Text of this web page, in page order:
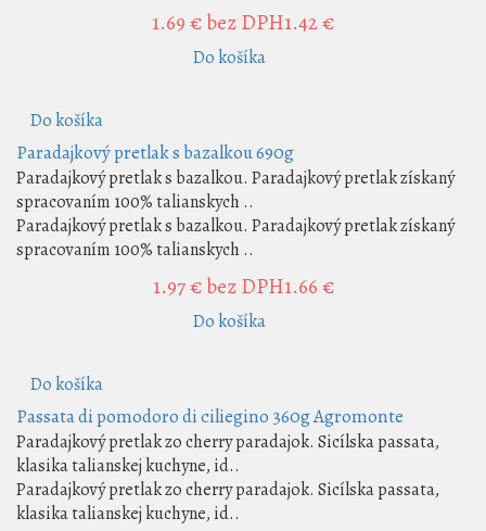
1.69 €bez DPH1.42 €
Do košíka
Do košíka
Paradajkový pretlak s bazalkou 690g
Paradajkový pretlak s bazalkou. Paradajkový pretlak získaný
spracovaním 100% talianskych ..
Paradajkový pretlak s bazalkou. Paradajkový pretlak získaný
spracovaním 100% talianskych ..
1.97 € bez DPH1.66 €
Do košíka
Do košíka
Passata di pomodoro di ciliegino 360g Agromonte
Paradajkový pretlak zo cherry paradajok. Sicílska passata,
klasika talianskej kuchyne, id..
Paradajkový pretlak zo cherry paradajok. Sicílska passata,
klasika talianskej kuchyne, id..